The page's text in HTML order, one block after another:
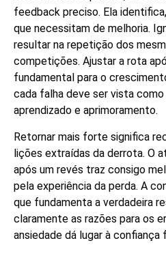
feedback preciso. Ela
que necessitam de melhoria.
resultar na repetição dos
competições. Ajustar a rota
fundamental para o
cada falha deve ser vista
aprendizado e aprimoramento.
Retornar mais forte significa
lições extraídas da derrota. O
após um revés traz consigo
pela experiência da perda. A
que fundamenta a verdadeira
claramente as razões para os
ansiedade dá lugar à